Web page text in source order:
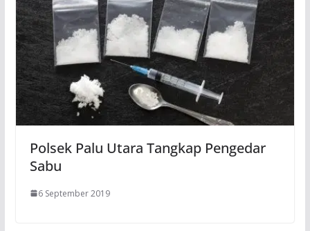
Polsek Palu Utara Tangkap Pengedar
Sabu
6 September 2019